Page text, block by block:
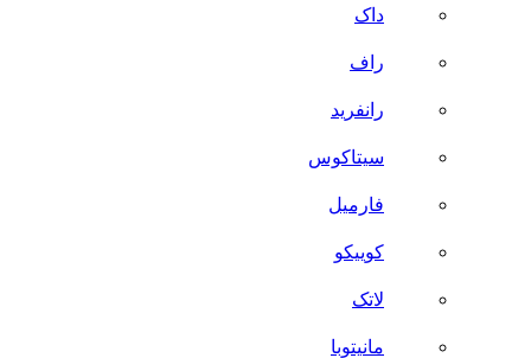
داک
راف
رانفرید
سیتاکوس
فارمیل
کوییکو
لاتک
مانیتوبا